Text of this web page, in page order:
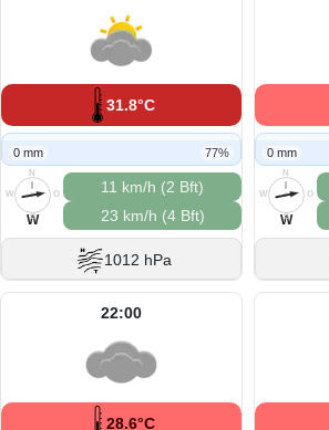
31.8°C
0 mm 77%
N
O
S
W
W
11 km/h (2 Bft)
23 km/h (4 Bft)
1012 hPa
0 mm
N
O
S
W
W
22:00
28.6°C